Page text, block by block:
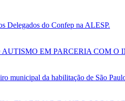
Delegados do Confep na ALESP.
EM PARCERIA COM O
municipal da habilitação de São